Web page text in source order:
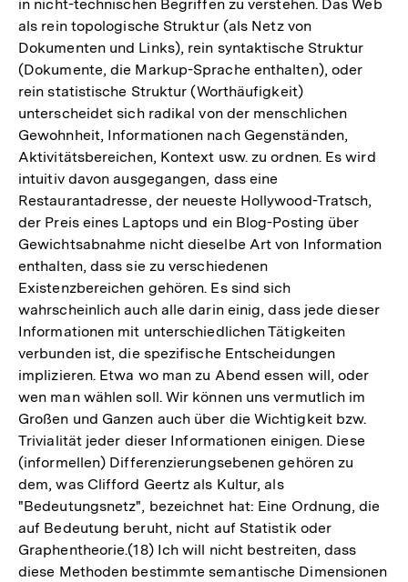
in nicht-technischen Begriffen zu verstehen. Das Web
als rein topologische Struktur (als Netz von
Dokumenten und Links), rein syntaktische Struktur
(Dokumente, die Markup-Sprache enthalten), oder
rein statistische Struktur (Worthäufigkeit)
unterscheidet sich radikal von der menschlichen
Gewohnheit, Informationen nach Gegenständen,
Aktivitätsbereichen, Kontext usw. zu ordnen. Es wird
intuitiv davon ausgegangen, dass eine
Restaurantadresse, der neueste Hollywood-Tratsch,
der Preis eines Laptops und ein Blog-Posting über
Gewichtsabnahme nicht dieselbe Art von Information
enthalten, dass sie zu verschiedenen
Existenzbereichen gehören. Es sind sich
wahrscheinlich auch alle darin einig, dass jede dieser
Informationen mit unterschiedlichen Tätigkeiten
verbunden ist, die spezifische Entscheidungen
implizieren. Etwa wo man zu Abend essen will, oder
wen man wählen soll. Wir können uns vermutlich im
Großen und Ganzen auch über die Wichtigkeit bzw.
Trivialität jeder dieser Informationen einigen. Diese
(informellen) Differenzierungsebenen gehören zu
dem, was Clifford Geertz als Kultur, als
"Bedeutungsnetz", bezeichnet hat: Eine Ordnung, die
auf Bedeutung beruht, nicht auf Statistik oder
Graphentheorie.(18) Ich will nicht bestreiten, dass
diese Methoden bestimmte semantische Dimensionen